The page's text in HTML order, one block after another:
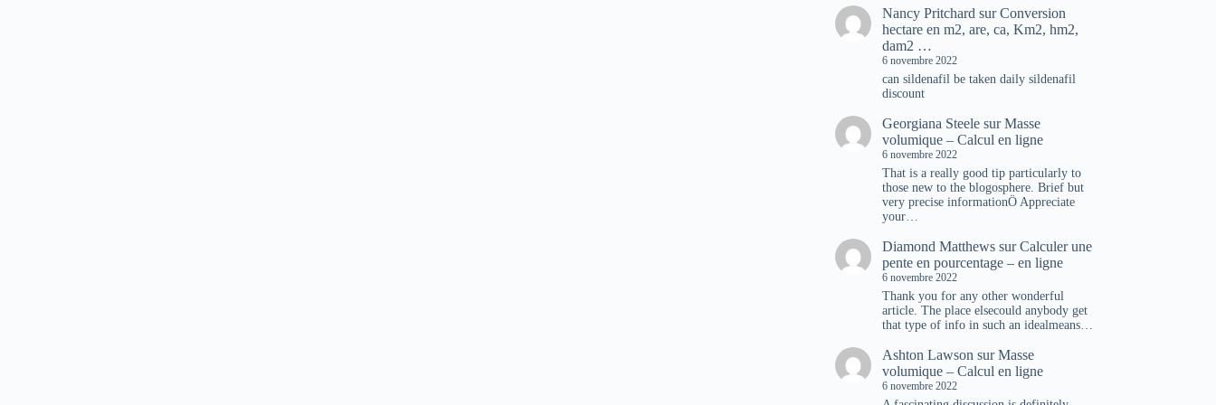
Nancy Pritchard surConversion
hectare en m2, are, ca, Km2, hm2,
dam2 …
6 novembre 2022
can sildenafil be taken daily sildenafil
discount
Georgiana Steele surMasse
volumique – Calcul en ligne
6 novembre 2022
That is a really good tip particularly to
those new to the blogosphere. Brief but
very precise informationÖ Appreciate
your…
Diamond Matthews surCalculer une
pente en pourcentage – en ligne
6 novembre 2022
Thank you for any other wonderful
article. The place elsecould anybody get
that type of info in such an idealmeans…
Ashton Lawson surMasse
volumique – Calcul en ligne
6 novembre 2022